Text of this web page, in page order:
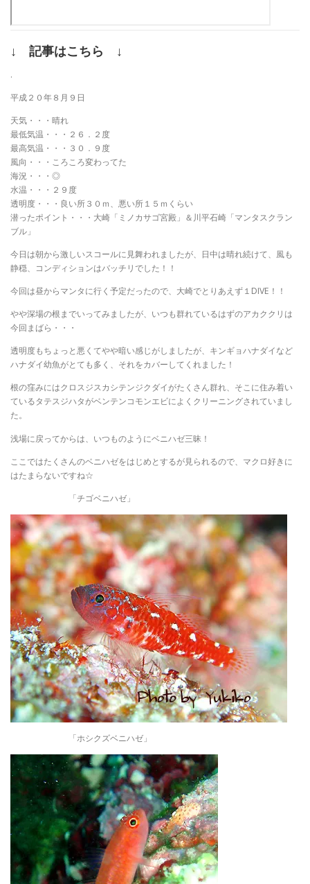
↓ 記事はこちら ↓
.
平成２０年８月９日
天気・・・晴れ
最低気温・・・２６．２度
最高気温・・・３０．９度
風向・・・ころころ変わってた
海況・・・◎
水温・・・２９度
透明度・・・良い所３０ｍ、悪い所１５ｍくらい
潜ったポイント・・・大崎「ミノカサゴ宮殿」＆川平石崎「マンタスクラン
ブル」
今日は朝から激しいスコールに見舞われましたが、日中は晴れ続けて、風も
静穏、コンディションはバッチリでした！！
今回は昼からマンタに行く予定だったので、大崎でとりあえず１DIVE！！
やや深場の根までいってみましたが、いつも群れているはずのアカククリは
今回まばら・・・
透明度もちょっと悪くてやや暗い感じがしましたが、キンギョハナダイなど
ハナダイ幼魚がとても多く、それをカバーしてくれました！
根の窪みにはクロスジスカシテンジクダイがたくさん群れ、そこに住み着い
ているタテスジハタがベンテンコモンエビによくクリーニングされていまし
た。
浅場に戻ってからは、いつものようにベニハゼ三昧！
ここではたくさんのベニハゼをはじめとするが見られるので、マクロ好きに
はたまらないですね☆
「チゴベニハゼ」
「ホシクズベニハゼ」